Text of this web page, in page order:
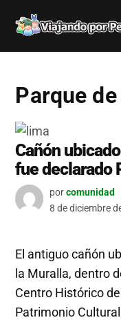
Parque
Cañón
fue declarado
porcomunidad
8 de diciembre
El antiguo cañón
la Muralla, dentro
Centro Histórico
Patrimonio